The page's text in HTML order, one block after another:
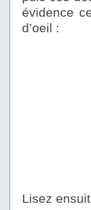
évidence
d’oeil :
Lisez